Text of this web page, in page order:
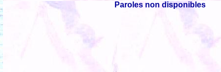
Paroles non disponibles